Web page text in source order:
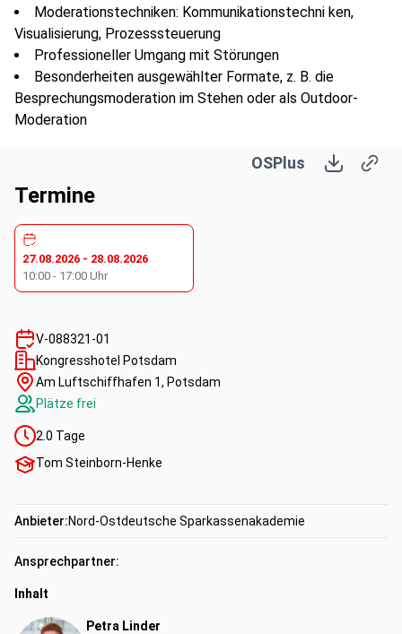
Moderationstechniken: Kommunikationstechni ken,
Visualisierung, Prozesssteuerung
Professioneller Umgang mit Störungen
Besonderheiten ausgewählter Formate, z. B. die
Besprechungsmoderation im Stehen oder als Outdoor-
Moderation
OSPlus
Termine
27.08.2026 - 28.08.2026
10:00 - 17:00 Uhr
V-088321-01
Kongresshotel Potsdam
Am Luftschiffhafen 1, Potsdam
Plätze frei
2.0 Tage
Tom Steinborn-Henke
Anbieter:Nord-Ostdeutsche Sparkassenakademie
Ansprechpartner:
Inhalt
Petra Linder